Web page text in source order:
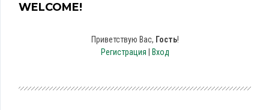
WELCOME!
Приветствую Вас, Гость!
Регистрация
Вход